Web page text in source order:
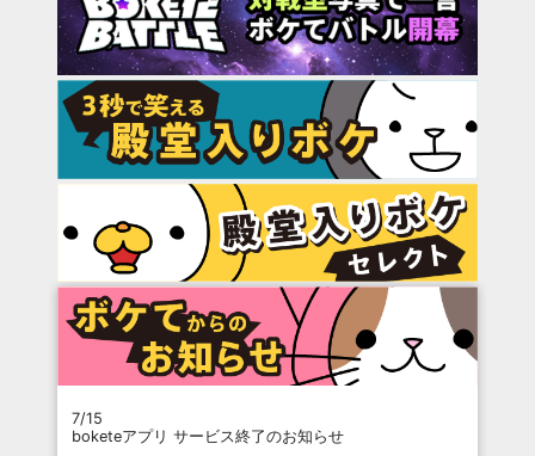
7/15
boketeアプリ サービス終了のお知らせ